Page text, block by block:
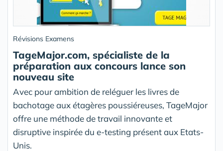
Révisions Examens
TageMajor.com, spécialiste de la
préparation aux concours lance son
nouveau site
Avec pour ambition de reléguer les livres de
bachotage aux étagères poussiéreuses, TageMajor
offre une méthode de travail innovante et
disruptive inspirée du e-testing présent aux Etats-
Unis.